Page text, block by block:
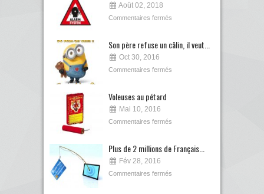
Août 02, 2018
Commentaires fermés
Son père refuse un câlin, il veut...
Oct 30, 2016
Commentaires fermés
Voleuses au pétard
Mai 10, 2016
Commentaires fermés
Plus de 2 millions de Français...
Fév 28, 2016
Commentaires fermés